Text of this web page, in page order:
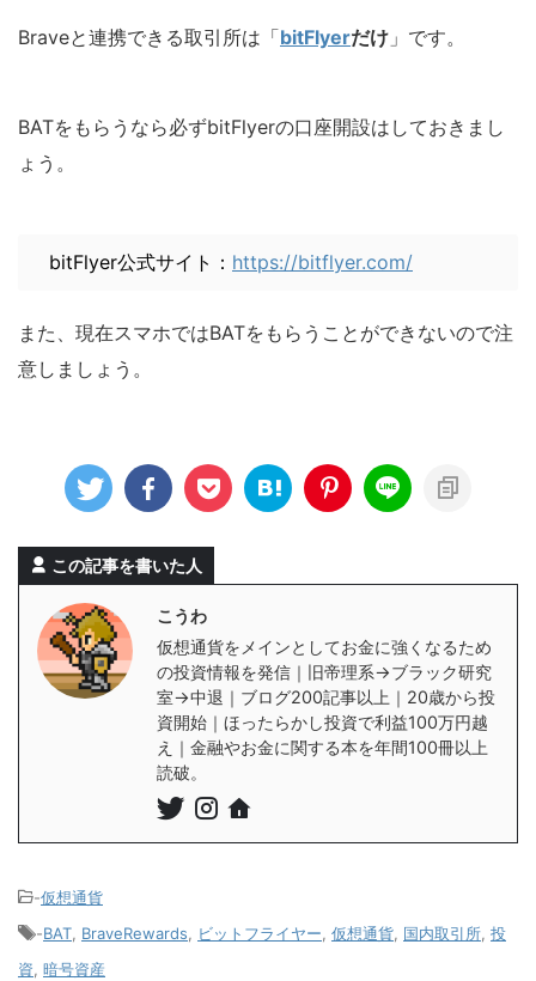
Braveと連携できる取引所は「bitFlyerだけ 」です。
BATをもらうなら必ずbitFlyerの口座開設はしておきまし
ょう。
bitFlyer公式サイト： https://bitflyer.com/
また、現在スマホではBATをもらうことができないので注
意しましょう。
この記事を書いた人
こうわ
仮想通貨をメインとしてお金に強くなるため
の投資情報を発信｜旧帝理系→ブラック研究
室→中退｜ブログ200記事以上｜20歳から投
資開始｜ほったらかし投資で利益100万円越
え｜金融やお金に関する本を年間100冊以上
読破。
-仮想通貨
-BAT, BraveRewards, ビットフライヤー, 仮想通貨, 国内取引所, 投
資, 暗号資産